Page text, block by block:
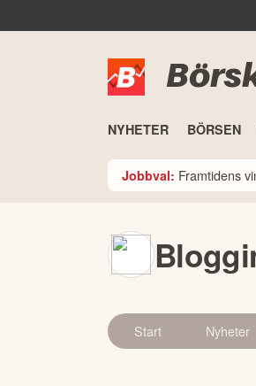
NYHETER BÖRSEN
Jobbval: Framtidens
Start Nyheter